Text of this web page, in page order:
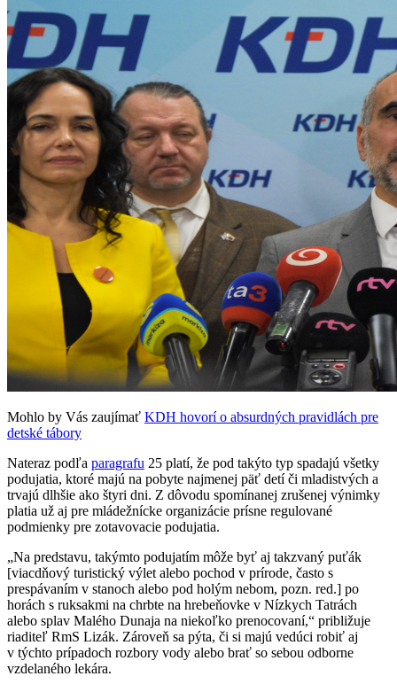
Mohlo by Vás zaujímať KDH hovorí o absurdných pravidlách pre
detské tábory
Nateraz podľa paragrafu 25 platí, že pod takýto typ spadajú všetky
podujatia, ktoré majú na pobyte najmenej päť detí či mladistvých a
trvajú dlhšie ako štyri dni. Z dôvodu spomínanej zrušenej výnimky
platia už aj pre mládežnícke organizácie prísne regulované
podmienky pre zotavovacie podujatia.
„Na predstavu, takýmto podujatím môže byť aj takzvaný puťák
[viacdňový turistický výlet alebo pochod v prírode, často s
prespávaním v stanoch alebo pod holým nebom, pozn. red.] po
horách s ruksakmi na chrbte na hrebeňovke v Nízkych Tatrách
alebo splav Malého Dunaja na niekoľko prenocovaní,“ približuje
riaditeľ RmS Lizák. Zároveň sa pýta, či si majú vedúci robiť aj
v týchto prípadoch rozbory vody alebo brať so sebou odborne
vzdelaného lekára.